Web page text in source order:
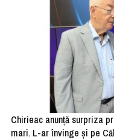
Chirieac anunță surpriza
mari. L-ar învinge și pe